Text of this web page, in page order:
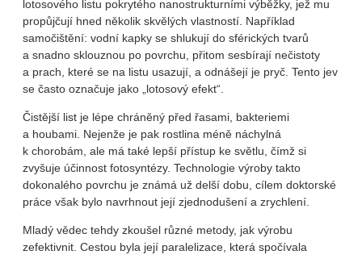
lotosového listu pokrytého nanostrukturními výběžky, jež mu
propůjčují hned několik skvělých vlastností. Například
samočištění: vodní kapky se shlukují do sférických tvarů
a snadno sklouznou po povrchu, přitom sesbírají nečistoty
a prach, které se na listu usazují, a odnášejí je pryč. Tento jev
se často označuje jako „lotosový efekt“.
Čistější list je lépe chráněný před řasami, bakteriemi
a houbami. Nejenže je pak rostlina méně náchylná
k chorobám, ale má také lepší přístup ke světlu, čímž si
zvyšuje účinnost fotosyntézy. Technologie výroby takto
dokonalého povrchu je známá už delší dobu, cílem doktorské
práce však bylo navrhnout její zjednodušení a zrychlení.
Mladý vědec tehdy zkoušel různé metody, jak výrobu
zefektivnit. Cestou byla její paralelizace, která spočívala